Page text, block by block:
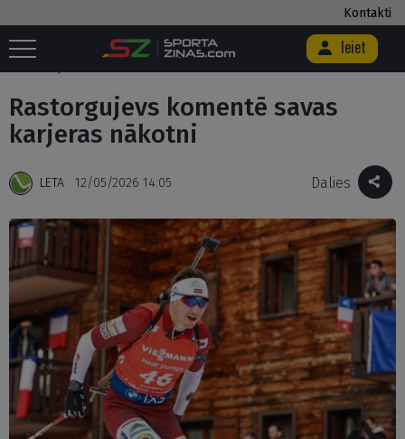
Kontakti
Ieiet
Sākums Ziemas sporta veidi / Biatlons
Rastorgujevs komentē
Rastorgujevs komentē savas
karjeras nākotni
LETA 12/05/2026 14:05 Dalies